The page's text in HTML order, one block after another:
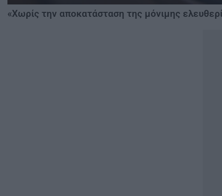
«Χωρίς την αποκατάσταση της μόνιμης